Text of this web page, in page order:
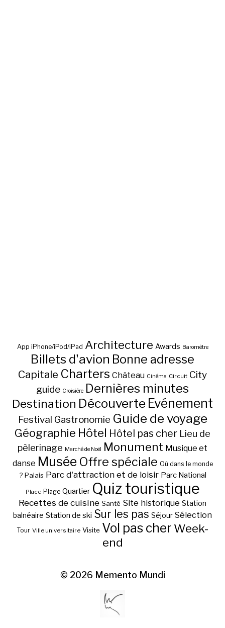
App iPhone/iPod/iPad Architecture Awards Baromètre
Billets d'avion Bonne adresse
Capitale Charters Château Cinéma Circuit City
guide Croisière Dernières minutes
Destination Découverte Evénement
Festival Gastronomie Guide de voyage
Géographie Hôtel Hôtel pas cher Lieu de
pèlerinage Marché de Noël Monument Musique et
danse Musée Offre spéciale Où dans le monde
? Palais Parc d'attraction et de loisir Parc National
Place Plage Quartier Quiz touristique
Recettes de cuisine Santé Site historique Station
balnéaire Station de ski Sur les pas Séjour Sélection
Tour Ville universitaire Visite Vol pas cher Week-
end
© 2026 Memento Mundi